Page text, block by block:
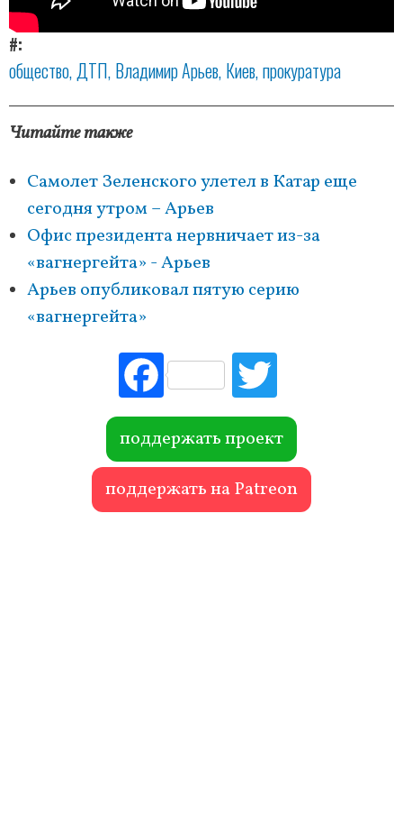
#
общество ДТП Владимир Арьев Киев прокуратура
Читайте также
Самолет Зеленского улетел в Катар еще
сегодня утром – Арьев
Офис президента нервничает из-за
«вагнергейта» - Арьев
Арьев опубликовал пятую серию
«вагнергейта»
Fac
ebo
ok r
поддержать проект
поддержать на Patreon